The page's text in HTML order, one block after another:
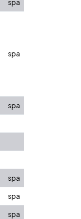
spa
spa
spa
spa
spa